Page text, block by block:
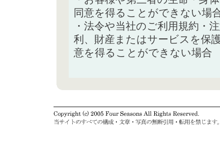
同意を得ることができない場
・法令や当社のご利用規約・
利、財産またはサービスを保
意を得ることができない場合